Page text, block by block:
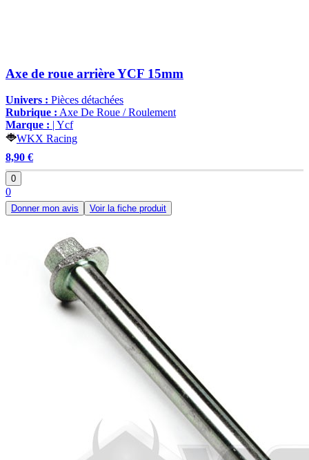
Axe de roue arrière YCF 15mm
Univers : Pièces détachées
Rubrique : Axe De Roue / Roulement
Marque : | Ycf
WKX Racing
8,90 €
0
0
Donner mon avis Voir la fiche produit